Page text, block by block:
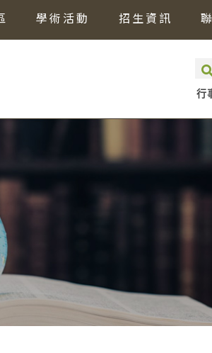
學術活動 招生資訊
行